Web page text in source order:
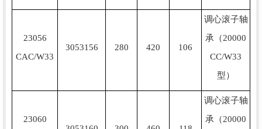
23056
CAC/W33
3053156 280 420 106
调心滚子轴
承（20000
CC/W33
型）
23060
调心滚子轴
承（20000